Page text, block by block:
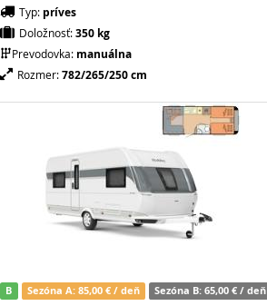
Typ: príves
Doložnosť:350 kg
Prevodovka: manuálna
Rozmer:782/265/250 cm
B Sezóna A: 85,00 € / deň Sezóna B: 65,00 € / deň